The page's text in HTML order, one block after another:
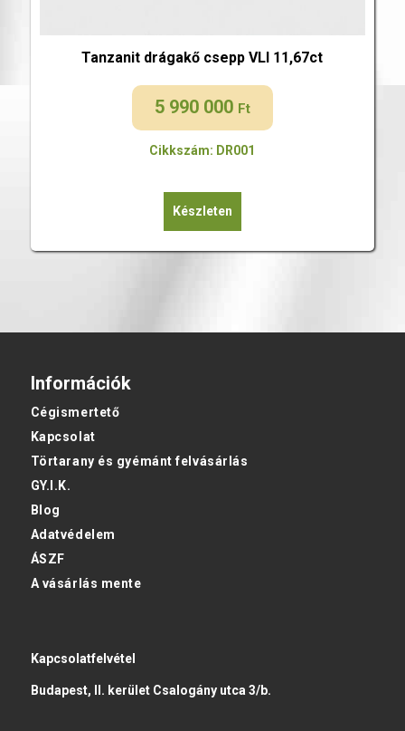
Tanzanit drágakő csepp VLI 11,67ct
5 990 000 Ft
Cikkszám: DR001
Készleten
Információk
Cégismertető
Kapcsolat
Törtarany és gyémánt felvásárlás
GY.I.K.
Blog
Adatvédelem
ÁSZF
A vásárlás mente
Kapcsolatfelvétel
Budapest, II. kerület Csalogány utca 3/b.